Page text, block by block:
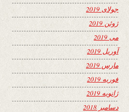
جولای 2019
ژوئن 2019
می 2019
آوریل 2019
مارس 2019
فوریه 2019
ژانویه 2019
دسامبر 2018